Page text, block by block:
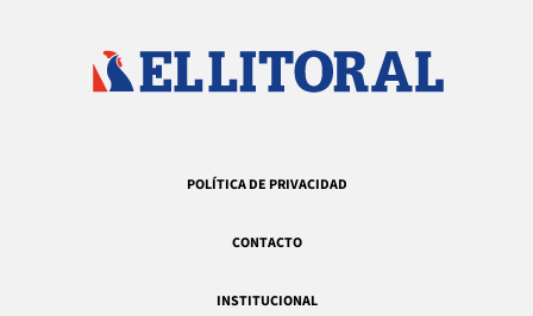
POLÍTICA DE PRIVACIDAD
CONTACTO
INSTITUCIONAL